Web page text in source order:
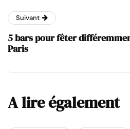
Suivant
5 bars pour fêter
Paris
A lire également